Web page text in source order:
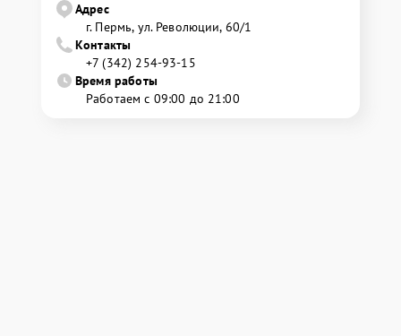
Адрес
г. Пермь, ул. ​Революции, 60/1
Контакты
+7 (342) 254-93-15
Время работы
Работаем с 09:00 до 21:00